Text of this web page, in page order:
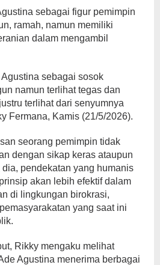
sebagai figur pemimpin
ramah, namun memiliki
dalam mengambil
sebagai sosok
namun terlihat tegas dan
terlihat dari senyumnya
Fermana, Kamis (21/5/2026).
seorang pemimpin tidak
dengan sikap keras ataupun
pendekatan yang humanis
akan lebih efektif dalam
di lingkungan birokrasi,
yang saat ini
Rikky mengaku melihat
Agustina menerima berbagai